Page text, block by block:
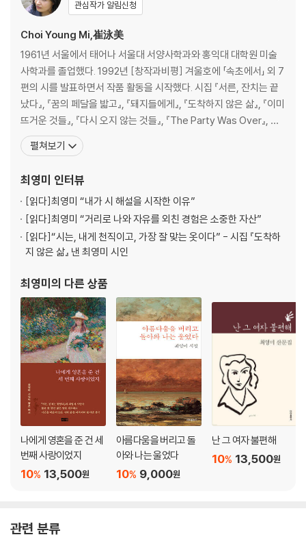
관심작가 알림신청
Choi Young Mi,崔泳美
1961년 서울에서 태어나 서울대 서양사학과와 홍익대 대학원 미술
사학과를 졸업했다. 1992년 [창작과비평] 겨울호에 「속초에서」 외 7
편의 시를 발표하면서 작품 활동을 시작했다. 시집 『서른, 잔치는 끝
났다』, 『꿈의 페달을 밟고』, 『돼지들에게』, 『도착하지 않은 삶』, 『이미
뜨거운 것들』, 『다시 오지 않는 것들』, 『The Party Was Over』, 장
편소설 『흉터와 무늬』, 『청동정원』, 산문집 『시대의 우울: 최영미의
유럽일기』, 『우연히 내 일기를 엿보게 될 사람에게』, 『화가의 우연한
펼쳐보기
최영미 인터뷰
[읽다]최영미 “내가 시 해설을 시작한 이유”
[읽다]최영미 “거리로 나와 자유를 외친 경험은 소중한 자산”
[읽다]“시는, 내게 천직이고, 가장 잘 맞는 옷이다” - 시집 『도착하
지 않은 삶』 낸 최영미 시인
최영미 의 다른 상품
나에게 영혼을 준 건 세
번째 사랑이었지
13,500원
10%
아름다움을 버리고 돌
아와 나는 울었다
9,000원
10%
난 그 여자 불편해
13,500원
10%
관련 분류